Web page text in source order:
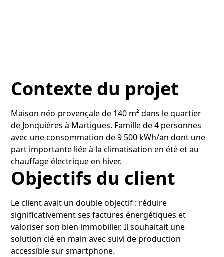
Contexte du projet
Maison néo-provençale de 140 m² dans le quartier
de Jonquières à Martigues. Famille de 4 personnes
avec une consommation de 9 500 kWh/an dont une
part importante liée à la climatisation en été et au
chauffage électrique en hiver.
Objectifs du client
Le client avait un double objectif : réduire
significativement ses factures énergétiques et
valoriser son bien immobilier. Il souhaitait une
solution clé en main avec suivi de production
accessible sur smartphone.